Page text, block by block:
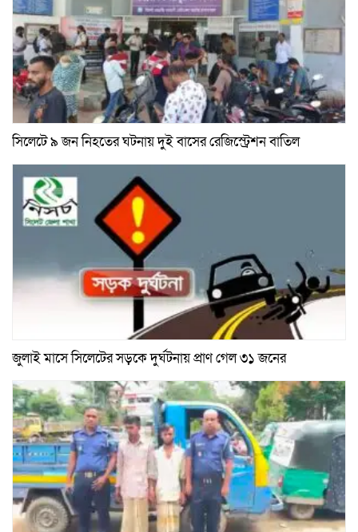
সিলেটে ৯ জন নিহতের ঘটনায় দুই বাসের রেজিস্ট্রেশন বাতিল
জুলাই মাসে সিলেটের সড়কে দুর্ঘটনায় প্রাণ গেল ৩১ জনের